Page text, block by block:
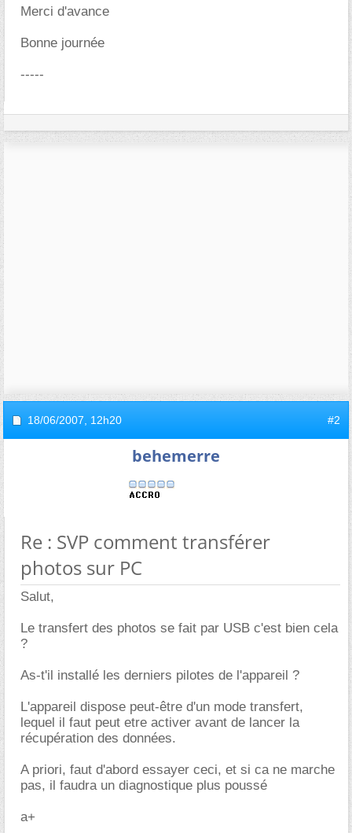
Merci d'avance
Bonne journée
-----
18/06/2007, 12h20 #2
behemerre
Re : SVP comment transférer
photos sur PC
Salut,
Le transfert des photos se fait par USB c'est bien cela
?
As-t'il installé les derniers pilotes de l'appareil ?
L'appareil dispose peut-être d'un mode transfert,
lequel il faut peut etre activer avant de lancer la
récupération des données.
A priori, faut d'abord essayer ceci, et si ca ne marche
pas, il faudra un diagnostique plus poussé
a+